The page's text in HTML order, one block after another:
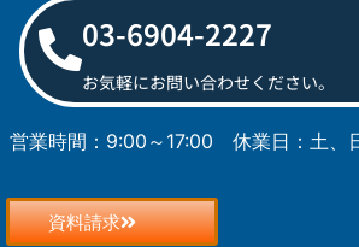
03-6904-2227
お気軽にお問い合わせください。
営業時間：9:00～17:00 休業日：土、
資料請求